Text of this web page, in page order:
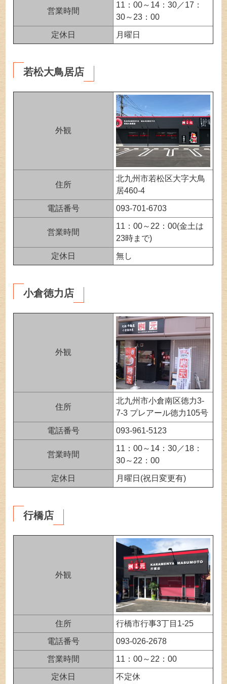
営業時間
11：00～14：30／17：
30～23：00
定休日 月曜日
若松大鳥居店
外観
住所
北九州市若松区大字大鳥
居460-4
電話番号 093-701-6703
営業時間
11：00～22：00(金土は
23時まで)
定休日 無し
小倉徳力店
外観
住所
北九州市小倉南区徳力3-
7-3 プレアール徳力105号
電話番号 093-961-5123
営業時間
11：00～14：30／18：
30～22：00
定休日 月曜日(祝日変更有)
行橋店
外観
住所 行橋市行事3丁目1-25
電話番号 093-026-2678
営業時間 11：00～22：00
定休日 不定休